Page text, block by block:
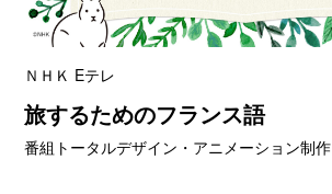
ＮＨＫ Eテレ
旅するためのフランス語
番組トータルデザイン・アニメーション制作